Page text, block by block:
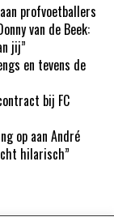
profvoetballers
van de Beek:
jij”
en tevens de
bij FC
op aan André
hilarisch”